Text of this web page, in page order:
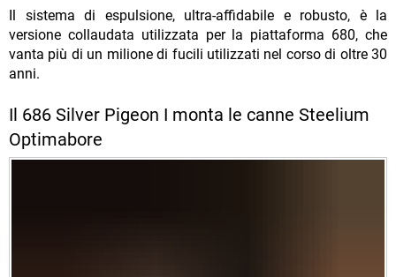
Il sistema di espulsione, ultra-affidabile e robusto, è la
versione collaudata utilizzata per la piattaforma 680, che
vanta più di un milione di fucili utilizzati nel corso di oltre 30
anni.
Il 686 Silver Pigeon I monta le canne Steelium
Optimabore